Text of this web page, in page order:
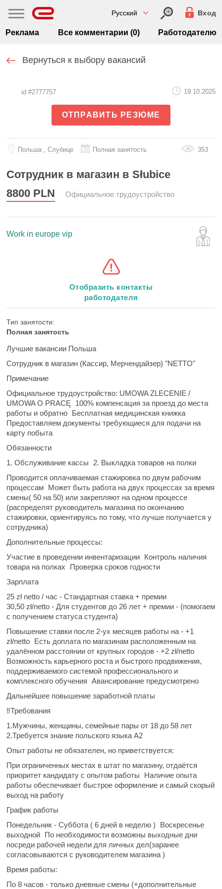
Русский Вход
Реклама Все комментарии (0) Работодателю
Вернуться к выбору вакансий
id #2777757 19.10.2025
ОТПРАВИТЬ РЕЗЮМЕ
Польша , Слубице Полная занятость 353
Сотрудник в магазин в Słubice
8800 PLN Официальное трудоустройство
Work in europe vip
Отобразить контакты
работодателя
Тип занятости:
Полная занятость
Лучшие вакансии Польша
Сотрудник в магазин (Кассир, Мерчендайзер) "NETTO"
Примечание
Официальное трудоустройство: UMOWA ZLECENIE /
UMOWA O PRACĘ
100% компенсация за проезд до места
работы и обратно Бесплатная медицинская книжка
Предоставляем документы требующиеся для подачи на
карту побыта
Обязанности
1. Обслуживание кассы
2. Выкладка товаров на полки
️Проводится оплачиваемая стажировка по двум рабочим
процессам ️Может быть работа на двух процессах за время
смены( 50 на 50) или закрепляют на одном процессе
(распределят руководитель магазина по окончанию
стажировки, ориентируясь по тому, что лучше получается у
сотрудника)
Дополнительные процессы:
Участие в проведении инвентаризации Контроль наличия
товара на полках
Проверка сроков годности
Зарплата
25 zł netto / час - Стандартная ставка + премии
30,50 zł/netto - Для студентов до 26 лет + премии - (помогаем
с получением статуса студента)
Повышение ставки после 2-ух месяцев работы на - +1
zł/netto Есть доплата по магазинам расположенным на
удалённом расстоянии от крупных городов - +2 zł/netto
Возможность карьерного роста и быстрого продвижения,
поддерживаемого системой профессионального и
комплексного обучения Авансирование предусмотрено
Дальнейшее повышение заработной платы
‼Требования
1.Мужчины, женщины, семейные пары от 18 до 58 лет
2.Требуется знание польского языка A2
Опыт работы не обязателен, но приветствуется:
️При ограниченных местах в штат по магазину, отдаётся
приоритет кандидату с опытом работы
️Наличие опыта
работы обеспечивает быстрое оформление и самый скорый
выход на работу
График работы
Понедельник - Суббота ( 6 дней в неделю )
Воскресенье
выходной По необходимости возможны выходные дни
посреди рабочей недели для личных дел(заранее
согласовываются с руководителем магазина )
Время работы:
По 8 часов - только дневные смены (+дополнительные